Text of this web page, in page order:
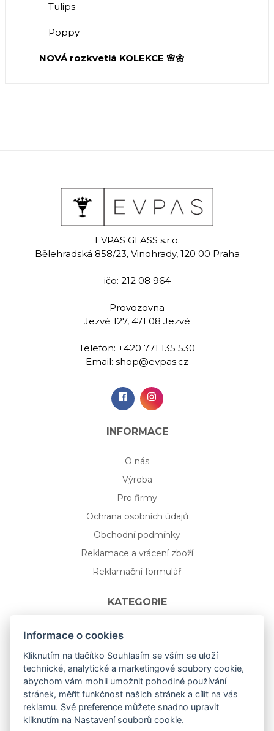
Tulips
Poppy
NOVÁ rozkvetlá KOLEKCE 🌸🌼
EVPAS GLASS s.r.o.
Bělehradská 858/23, Vinohrady, 120 00 Praha
ičo: 212 08 964
Provozovna
Jezvé 127, 471 08 Jezvé
Telefon: +420 771 135 530
Email: shop@evpas.cz
INFORMACE
O nás
Výroba
Pro firmy
Ochrana osobních údajů
Obchodní podmínky
Reklamace a vrácení zboží
Reklamační formulář
KATEGORIE
Nápojové sklo
Bydlení
Dárkový poukaz na míru
Mystery box
Kolekce
NOVÁ rozkvetlá KOLEKCE 🌸🌼
Informace o cookies
Kliknutím na tlačítko Souhlasím se vším se uloží
technické, analytické a marketingové soubory cookie,
abychom vám mohli umožnit pohodlné používání
stránek, měřit funkčnost našich stránek a cílit na vás
reklamu. Své preference můžete snadno upravit
kliknutím na Nastavení souborů cookie.